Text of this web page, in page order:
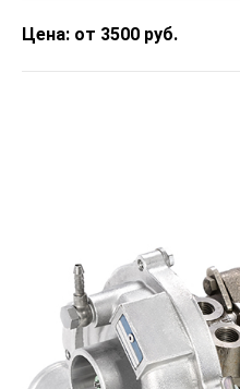
Цена: от 3500 руб.